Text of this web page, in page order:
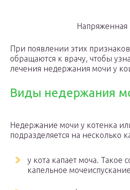
Напряженная
При появлении этих
обращаются к врачу, чтобы
лечения недержания мочи у
Виды недержания
Недержание мочи у котенка
подразделяется на несколько
у кота капает моча. Такое
капельное